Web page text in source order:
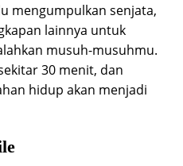
mengumpulkan senjata,
lainnya untuk
musuh-musuhmu.
30 menit, dan
hidup akan menjadi